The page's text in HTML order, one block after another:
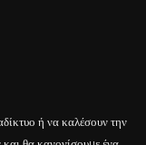
ή να καλέσουν την